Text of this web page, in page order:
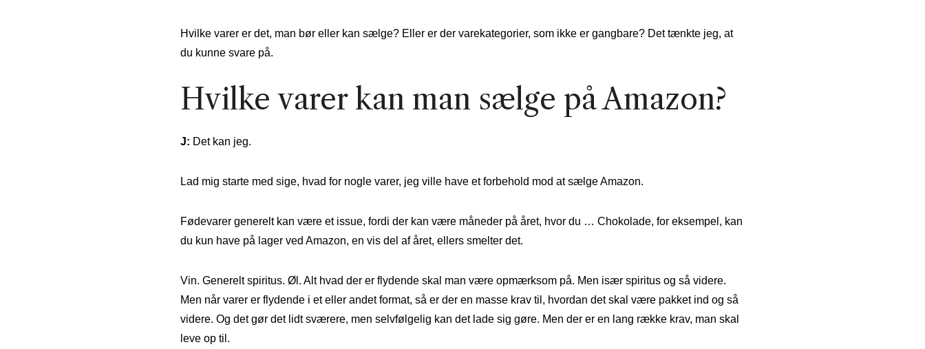
Hvilke varer er det, man bør eller kan sælge? Eller er der varekategorier, som ikke er gangbare? Det tænkte jeg, at
du kunne svare på.
Hvilke varer kan man sælge på Amazon?
J: Det kan jeg.
Lad mig starte med sige, hvad for nogle varer, jeg ville have et forbehold mod at sælge Amazon.
Fødevarer generelt kan være et issue, fordi der kan være måneder på året, hvor du … Chokolade, for eksempel, kan
du kun have på lager ved Amazon, en vis del af året, ellers smelter det.
Vin. Generelt spiritus. Øl. Alt hvad der er flydende skal man være opmærksom på. Men især spiritus og så videre.
Men når varer er flydende i et eller andet format, så er der en masse krav til, hvordan det skal være pakket ind og så
videre. Og det gør det lidt sværere, men selvfølgelig kan det lade sig gøre. Men der er en lang række krav, man skal
leve op til.